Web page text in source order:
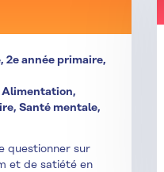
2e année primaire,
Santé mentale,
questionner sur
et de satiété en